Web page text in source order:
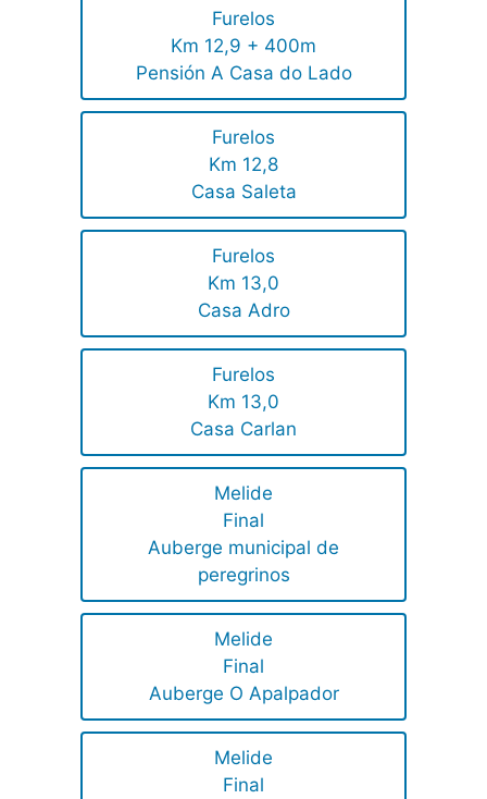
Furelos
Km 12,9 + 400m
Pensión A Casa do Lado
Furelos
Km 12,8
Casa Saleta
Furelos
Km 13,0
Casa Adro
Furelos
Km 13,0
Casa Carlan
Melide
Final
Auberge municipal de
peregrinos
Melide
Final
Auberge O Apalpador
Melide
Final